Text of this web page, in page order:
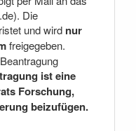
Die
und wird nur
freigegeben.
ist eine
Forschung,
beizufügen.